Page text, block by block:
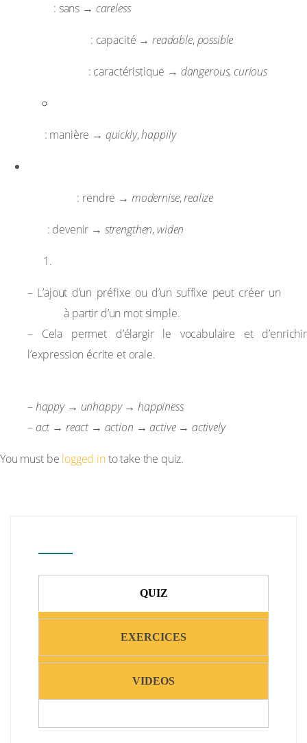
: sans → careless
: capacité → readable,possible
: caractéristique → dangerous,curious
: manière → quickly,happily
: rendre → modernise,realize
: devenir → strengthen, widen
– L’ajout d’un préfixe ou d’un suffixe peut créer un
à partir d’un mot simple.
– Cela permet d’élargir le vocabulaire et d’enrichir
l’expression écrite et orale.
–happy → unhappy → happiness
–act → react → action → active → actively
You must be logged into take the quiz.
QUIZ
EXERCICES
VIDEOS